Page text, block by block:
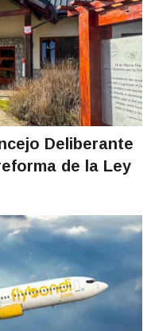
Deliberante
de la Ley